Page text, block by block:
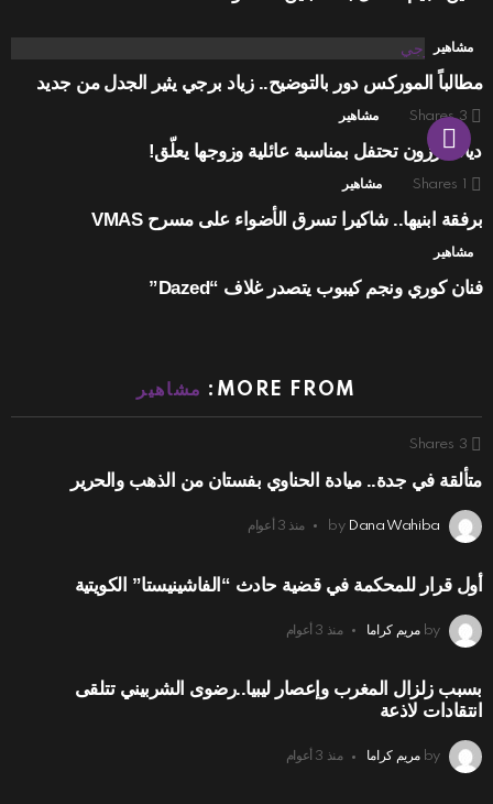
مشاهير
مطالباً الموركس دور بالتوضيح.. زياد برجي يثير الجدل من جديد
3
Shares مشاهير
ديانا كرزون تحتفل بمناسبة عائلية وزوجها يعلّق!
Shares مشاهير
برفقة ابنيها.. شاكيرا تسرق الأضواء على مسرح VMAS
مشاهير
فنان كوري ونجم كيبوب يتصدر غلاف “Dazed”
MORE FROM: مشاهير
3
Shares
متألقة في جدة.. ميادة الحناوي بفستان من الذهب والحرير
by Dana Wahiba منذ 3 أعوام
أول قرار للمحكمة في قضية حادث “الفاشينيستا” الكويتية
by مريم كراما منذ 3 أعوام
بسبب زلزال المغرب وإعصار ليبيا..رضوى الشربيني تتلقى
انتقادات لاذعة
by مريم كراما منذ 3 أعوام